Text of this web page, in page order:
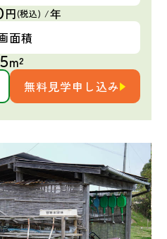
円(税込) /年
面積
m²
無料見学申し込み